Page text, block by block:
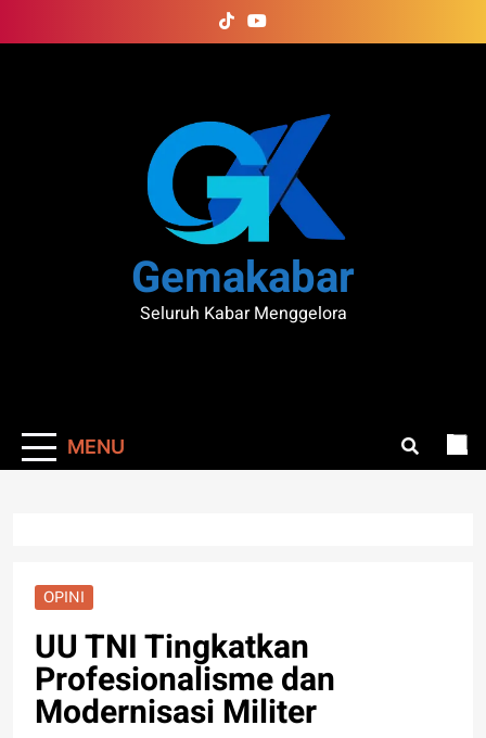
to
Gemakabar
Seluruh Kabar Menggelora
MENU
OPINI
UU TNI Tingkatkan
Profesionalisme dan
Modernisasi Militer